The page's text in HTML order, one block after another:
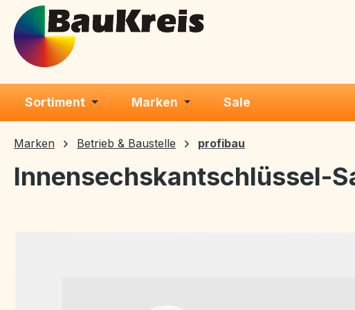
Hauptinhalt springen
Zur Suche springen
Zur Hauptnavigation springen
Sortiment Marken Sale
Marken Betrieb & Baustelle profibau
Innensechskantschlüssel-